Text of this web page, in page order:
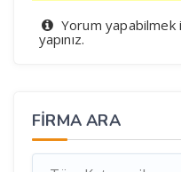
Yorum yapabilmek
yapınız.
FIRMA ARA